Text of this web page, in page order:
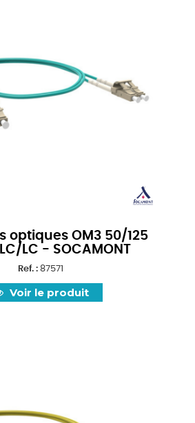
optiques OM3 50/125
LC - SOCAMONT
Ref. : 87571
Voir le produit